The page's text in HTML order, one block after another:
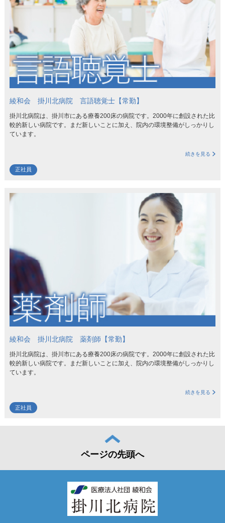
綾和会 掛川北病院 言語聴覚士【常勤】
掛川北病院は、掛川市にある療養200床の病院です。2000年に創設された比
較的新しい病院です。まだ新しいことに加え、院内の環境整備がしっかりし
ています。
続きを見る
正社員
綾和会 掛川北病院 薬剤師【常勤】
掛川北病院は、掛川市にある療養200床の病院です。2000年に創設された比
較的新しい病院です。まだ新しいことに加え、院内の環境整備がしっかりし
ています。
続きを見る
正社員
ページの先頭へ